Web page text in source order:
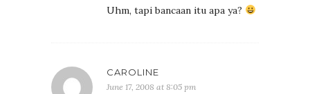
Uhm, tapi bancaan itu apa ya?
CAROLINE
June 17, 2008 at 8:05 pm